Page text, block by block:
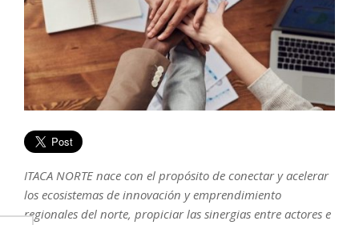
ITACA NORTE nace con el propósito de conectar y acelerar
los ecosistemas de innovación y emprendimiento
regionales del norte, propiciar las sinergias entre actores e